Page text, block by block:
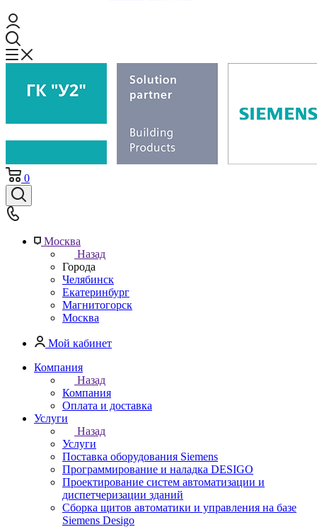
0
Москва
Назад
Города
Челябинск
Екатеринбург
Магнитогорск
Москва
Мой кабинет
Компания
Назад
Компания
Оплата и доставка
Услуги
Назад
Услуги
Поставка оборудования Siemens
Программирование и наладка DESIGO
Проектирование систем автоматизации и
диспетчеризации зданий
Сборка щитов автоматики и управления на базе
Siemens Desigo